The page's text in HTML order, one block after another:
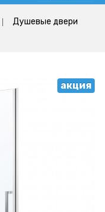
Душевые двери
акция